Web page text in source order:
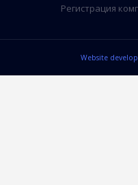
Регистрация
Website